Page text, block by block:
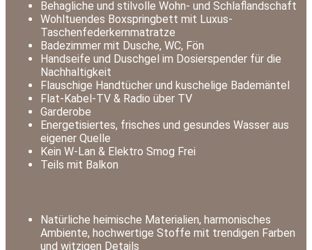
Behagliche und stilvolle Wohn- und Schlaflandschaft
Wohltuendes Boxspringbett mit Luxus-
Taschenfederkernmatratze
Badezimmer mit Dusche, WC, Fön
Handseife und Duschgel im Dosierspender für die
Nachhaltigkeit
Flauschige Handtücher und kuschelige Bademäntel
Flat-Kabel-TV & Radio über TV
Garderobe
Energetisiertes, frisches und gesundes Wasser aus
eigener Quelle
Kein W-Lan & Elektro Smog Frei
Teils mit Balkon
Natürliche heimische Materialien, harmonisches
Ambiente, hochwertige Stoffe mit trendigen Farben
und witzigen Details